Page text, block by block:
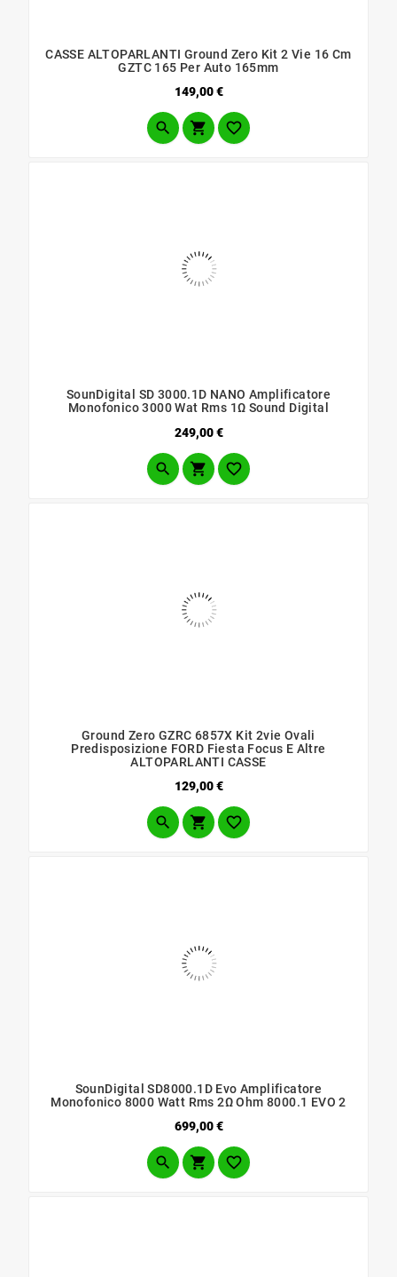
CASSE ALTOPARLANTI Ground Zero Kit 2 Vie 16 Cm
GZTC 165 Per Auto 165mm
149,00 €Prezzo
  
SounDigital SD 3000.1D NANO Amplificatore
Monofonico 3000 Wat Rms 1Ω Sound Digital
249,00 €Prezzo
  
Ground Zero GZRC 6857X Kit 2vie Ovali
Predisposizione FORD Fiesta Focus E Altre
ALTOPARLANTI CASSE
129,00 €Prezzo
  
SounDigital SD8000.1D Evo Amplificatore
Monofonico 8000 Watt Rms 2Ω Ohm 8000.1 EVO 2
699,00 €Prezzo
  